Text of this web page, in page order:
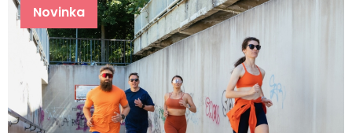
Novinka